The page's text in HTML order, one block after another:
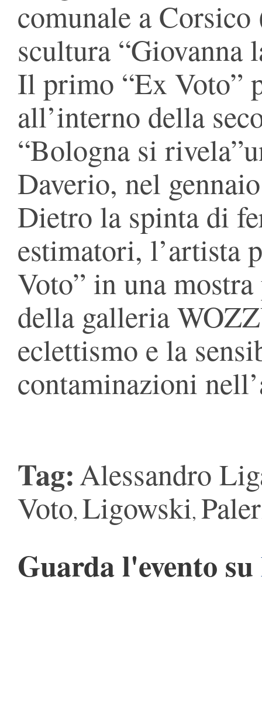
comunale a
scultura “Giovanna
Il primo “Ex Voto”
all’interno della
“Bologna si
Daverio, nel
Dietro la spinta di
estimatori, l’artista
Voto” in una
della galleria
eclettismo e la
contaminazioni
Tag:Alessandro
Voto, Ligowski,
Guarda l'evento su